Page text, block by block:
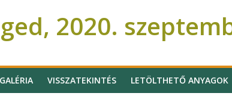
2020.
GALÉRIA VISSZATEKINTÉS LETÖLTHETŐ ANYAGOK